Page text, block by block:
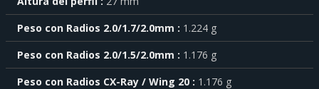
mostrar
toda
información.
Peso con Radios 2.0/1.7/2.0mm
1.224 g
Peso con Radios 2.0/1.5/2.0mm
1.176 g
Peso con Radios CX-Ray / Wing 20
1.176 g